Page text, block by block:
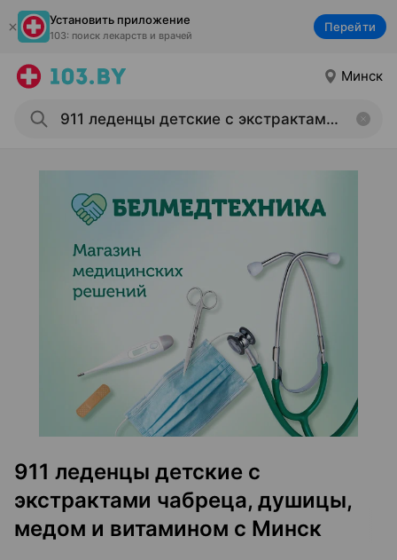
Установить приложение
103: поиск лекарств и врачей
Перейти
Минск
911 леденцы детские с
экстрактами чабреца, душицы,
медом и витамином с Минск